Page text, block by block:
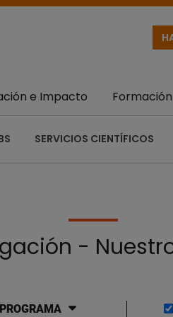
SERVICIOS CIENTÍFICOS
e Impacto Formación
-
PROGRAMA